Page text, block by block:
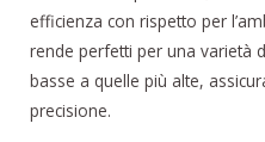
efficienza con rispetto per
rende perfetti per una varietà
basse a quelle più alte,
precisione.